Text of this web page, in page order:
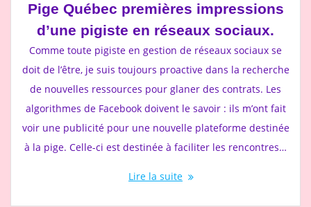
Pige Québec premières impressions
d’une pigiste en réseaux sociaux.
Comme toute pigiste en gestion de réseaux sociaux se
doit de l’être, je suis toujours proactive dans la recherche
de nouvelles ressources pour glaner des contrats. Les
algorithmes de Facebook doivent le savoir : ils m’ont fait
voir une publicité pour une nouvelle plateforme destinée
à la pige. Celle-ci est destinée à faciliter les rencontres…
Lire la suite